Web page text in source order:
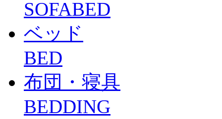
SOFABED
ベッド
BED
布団・寝具
BEDDING